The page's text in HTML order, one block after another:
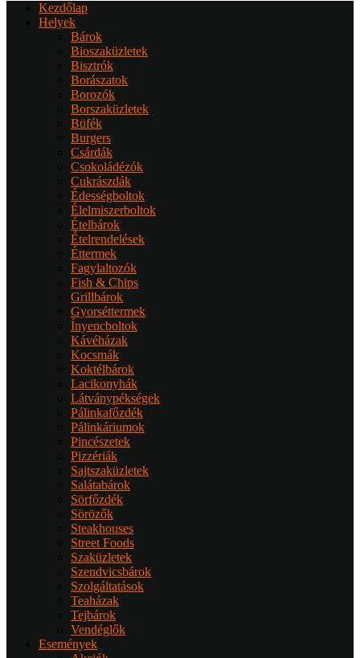
Kezdőlap
Helyek
Bárok
Bioszaküzletek
Bisztrók
Borászatok
Borozók
Borszaküzletek
Büfék
Burgers
Csárdák
Csokoládézók
Cukrászdák
Édességboltok
Élelmiszerboltok
Ételbárok
Ételrendelések
Éttermek
Fagylaltozók
Fish & Chips
Grillbárok
Gyorséttermek
Ínyencboltok
Kávéházak
Kocsmák
Koktélbárok
Lacikonyhák
Látványpékségek
Pálinkafőzdék
Pálinkáriumok
Pincészetek
Pizzériák
Sajtszaküzletek
Salátabárok
Sörfőzdék
Sörözők
Steakhouses
Street Foods
Szaküzletek
Szendvicsbárok
Szolgáltatások
Teaházak
Tejbárok
Vendéglők
Események